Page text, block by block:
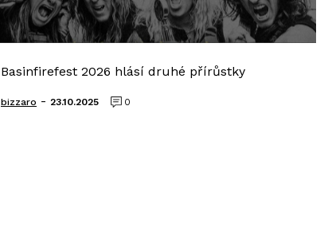
Basinfirefest 2026 hlásí druhé přírůstky
bizzaro - 23.10.2025 0